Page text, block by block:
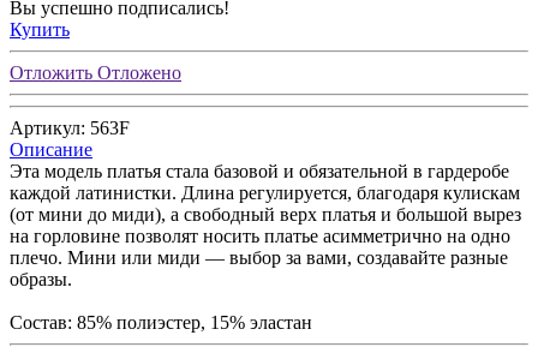
Вы успешно подписались!
Купить
Отложить Отложено
Артикул: 563F
Описание
Эта модель платья стала базовой и обязательной в гардеробе
каждой латинистки. Длина регулируется, благодаря кулискам
(от мини до миди), а свободный верх платья и большой вырез
на горловине позволят носить платье асимметрично на одно
плечо. Мини или миди — выбор за вами, создавайте разные
образы.
Состав: 85% полиэстер, 15% эластан